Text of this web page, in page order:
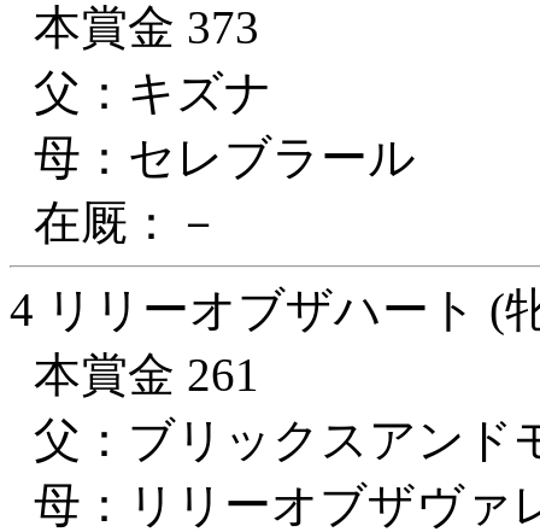
本賞金 373
父：キズナ
母：セレブラール
在厩：－
4 リリーオブザハート (
本賞金 261
父：ブリックスアンド
母：リリーオブザヴァ